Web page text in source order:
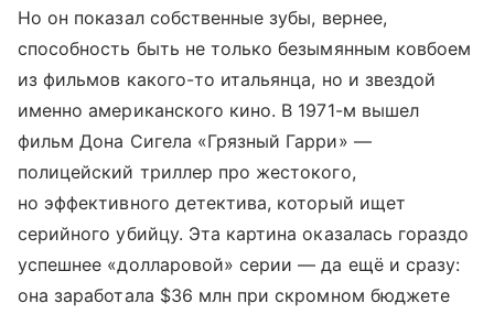
Но он показал собственные зубы, вернее,
способность быть не только безымянным ковбоем
из фильмов какого-то итальянца, но и звездой
именно американского кино. В 1971-м вышел
фильм Дона Сигела «Грязный Гарри» —
полицейский триллер про жестокого,
но эффективного детектива, который ищет
серийного убийцу. Эта картина оказалась гораздо
успешнее «долларовой» серии — да ещё и сразу:
она заработала $36 млн при скромном бюджете